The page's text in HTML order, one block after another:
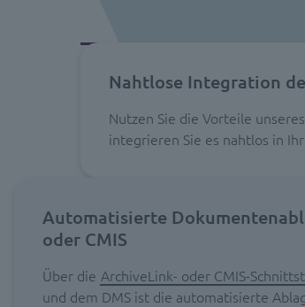
Nahtlose Integration
Nutzen Sie die Vorteile
integrieren Sie es nahtlos in
Automatisierte
oder CMIS
Über die ArchiveLink- oder CMIS-
und dem DMS ist die automatisierte